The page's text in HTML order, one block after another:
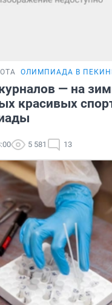
ОЛИМПИАДА В
— на
красивых
5 581 13